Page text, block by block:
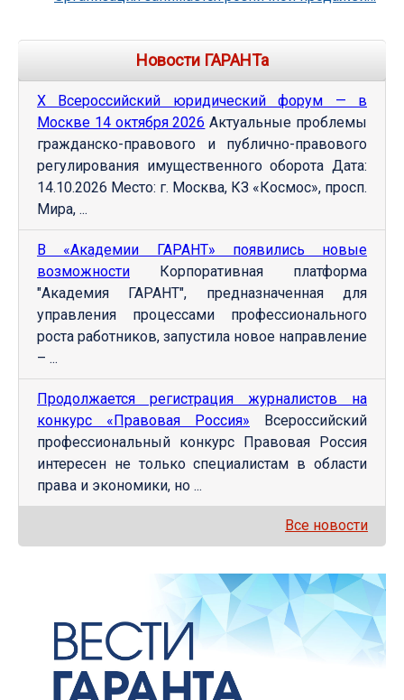
Новости ГАРАНТа
Х Всероссийский юридический форум — в
Москве 14 октября 2026 Актуальные проблемы
гражданско-правового и публично-правового
регулирования имущественного оборота Дата:
14.10.2026 Место: г. Москва, КЗ «Космос», просп.
Мира, ...
В «Академии ГАРАНТ» появились новые
возможности Корпоративная платформа
"Академия ГАРАНТ", предназначенная для
управления процессами профессионального
роста работников, запустила новое направление
– ...
Продолжается регистрация журналистов на
конкурс «Правовая Россия» Всероссийский
профессиональный конкурс Правовая Россия
интересен не только специалистам в области
права и экономики, но ...
Все новости